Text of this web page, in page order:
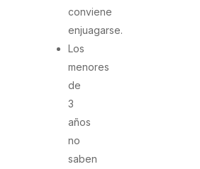
conviene
enjuagarse.
Los
menores
de
3
años
no
saben